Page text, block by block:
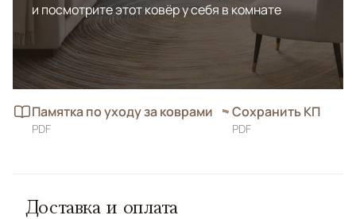
и посмотрите этот ковёр у себя в комнате
Памятка по уходу за коврами
PDF
Сохранить КП
PDF
Доставка и оплата